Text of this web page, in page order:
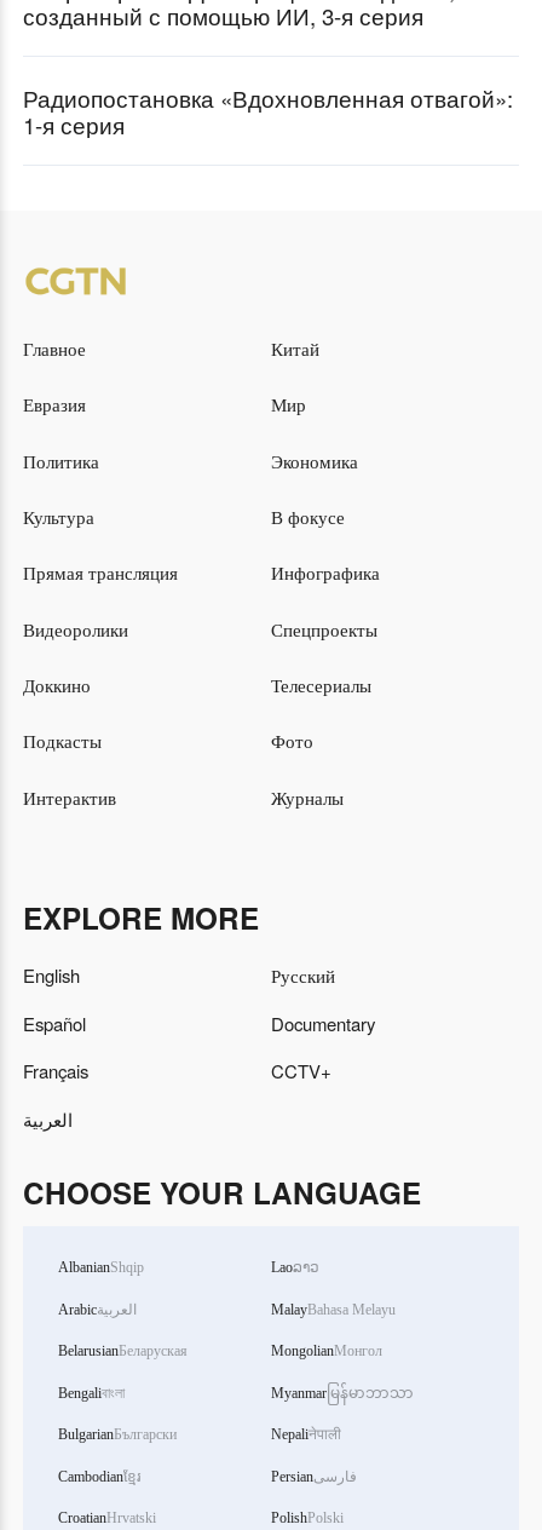
созданный с помощью ИИ, 3-я серия
Радиопостановка «Вдохновленная отвагой»:
1-я серия
Главное Китай
Евразия Мир
Политика Экономика
Культура В фокусе
Прямая трансляция Инфографика
Видеоролики Спецпроекты
Доккино Телесериалы
Подкасты Фото
Интерактив Журналы
EXPLORE MORE
English
Español
Français
العربية
Русский
Documentary
CCTV+
CHOOSE YOUR LANGUAGE
AlbanianShqip
Arabicالعربية
BelarusianБеларуская
Bengaliবাংলা
BulgarianБългарски
Cambodianខ្មែរ
CroatianHrvatski
Laoລາວ
MalayBahasa Melayu
MongolianМонгол
Myanmar မြန်မာဘာသာ
Nepaliनेपाली
Persianفارسی
PolishPolski